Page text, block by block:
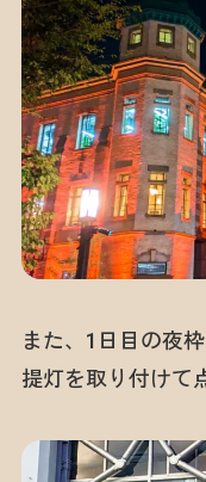
また、1日目の夜
提灯を取り付けて